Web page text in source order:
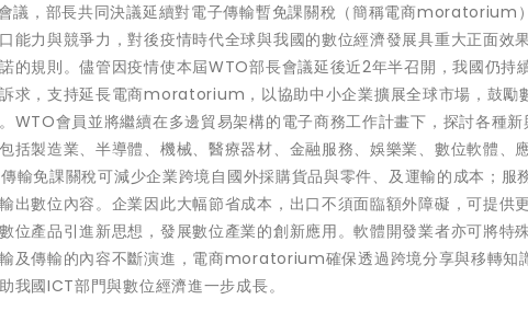
議，部長共同決議延續對電子傳輸暫免課關稅（簡稱電商moratorium
能力與競爭力，對後疫情時代全球與我國的數位經濟發展具重大正面
的規則。儘管因疫情使本屆WTO部長會議延後近2年半召開，我國仍持
求，支持延長電商moratorium，以協助中小企業擴展全球市場，鼓勵
WTO會員並將繼續在多邊貿易架構的電子商務工作計畫下，探討各種
括製造業、半導體、機械、醫療器材、金融服務、娛樂業、數位軟體
免課關稅可減少企業跨境自國外採購貨品與零件、及運輸的成本；服
出數位內容。企業因此大幅節省成本，出口不須面臨額外障礙，可提供
位產品引進新思想，發展數位產業的創新應用。軟體開發業者亦可將特
及傳輸的內容不斷演進，電商moratorium確保透過跨境分享與移轉知
我國ICT部門與數位經濟進一步成長。